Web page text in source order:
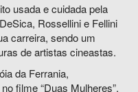
usada e cuidada pela
Rossellini e Fellini
carreira, sendo um
de artistas cineastas.
da Ferrania,
filme “Duas Mulheres”,